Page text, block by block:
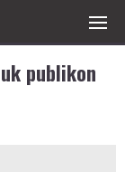
publikon